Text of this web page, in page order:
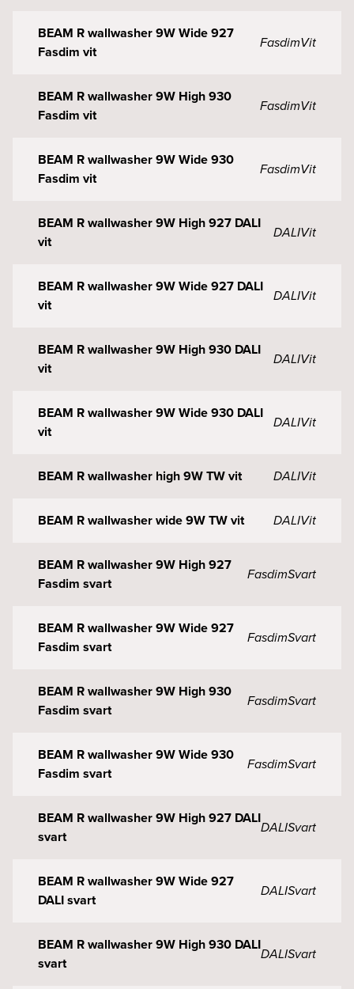
BEAM R wallwasher 9W Wide 927
Fasdim vit
FasdimVit
BEAM R wallwasher 9W High 930
Fasdim vit
FasdimVit
BEAM R wallwasher 9W Wide 930
Fasdim vit
FasdimVit
BEAM R wallwasher 9W High 927 DALI
vit
DALIVit
BEAM R wallwasher 9W Wide 927 DALI
vit
DALIVit
BEAM R wallwasher 9W High 930 DALI
vit
DALIVit
BEAM R wallwasher 9W Wide 930 DALI
vit
DALIVit
BEAM R wallwasher high 9W TW vit DALIVit
BEAM R wallwasher wide 9W TW vit DALIVit
BEAM R wallwasher 9W High 927
Fasdim svart
FasdimSvart
BEAM R wallwasher 9W Wide 927
Fasdim svart
FasdimSvart
BEAM R wallwasher 9W High 930
Fasdim svart
FasdimSvart
BEAM R wallwasher 9W Wide 930
Fasdim svart
FasdimSvart
BEAM R wallwasher 9W High 927 DALI
svart
DALISvart
BEAM R wallwasher 9W Wide 927
DALI svart
DALISvart
BEAM R wallwasher 9W High 930 DALI
svart
DALISvart